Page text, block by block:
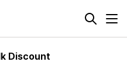
Discount